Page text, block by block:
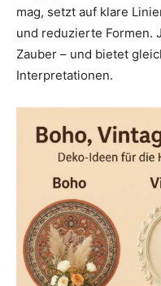
mag, setzt auf klare
und reduzierte Formen.
Zauber – und bietet
Interpretationen.